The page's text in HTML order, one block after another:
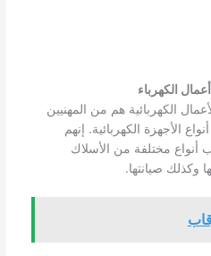
الكهرباء
الكهربائية هم من المهنيين
الأجهزة الكهربائية. إنهم
مختلفة من الأسلاك
وكذلك صيانتها.